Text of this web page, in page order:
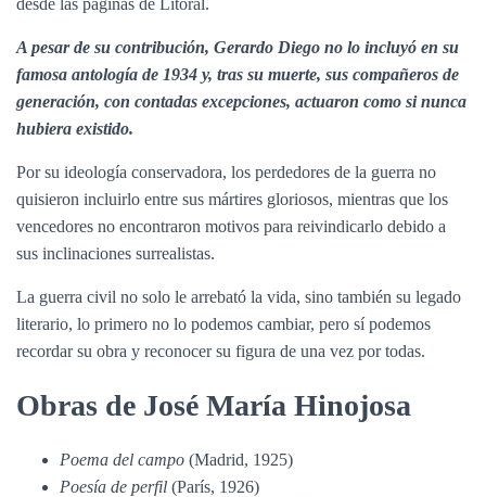
A pesar de su contribución, Gerardo Diego no lo incluyó en su
famosa antología de 1934 y, tras su muerte, sus compañeros de
generación, con contadas excepciones, actuaron como si nunca
hubiera existido.
Por su ideología conservadora, los perdedores de la guerra no
quisieron incluirlo entre sus mártires gloriosos, mientras que los
vencedores no encontraron motivos para reivindicarlo debido a
sus inclinaciones surrealistas.
La guerra civil no solo le arrebató la vida, sino también su legado
literario, lo primero no lo podemos cambiar, pero sí podemos
recordar su obra y reconocer su figura de una vez por todas.
Obras de José María Hinojosa
Poema del campo (Madrid, 1925)
Poesía de perfil (París, 1926)